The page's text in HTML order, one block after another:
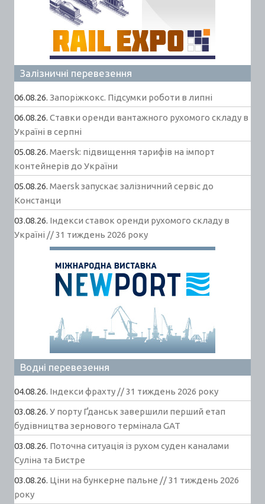
Залізничні перевезення
06.08.26. Запоріжкокс. Підсумки роботи в липні
06.08.26. Ставки оренди вантажного рухомого складу в
Україні в серпні
05.08.26. Maersk: підвищення тарифів на імпорт
контейнерів до України
05.08.26. Maersk запускає залізничний сервіс до
Констанци
03.08.26. Індекси ставок оренди рухомого складу в
Україні // 31 тиждень 2026 року
Водні перевезення
04.08.26. Індекси фрахту // 31 тиждень 2026 року
03.08.26. У порту Ґданськ завершили перший етап
будівництва зернового термінала GAT
03.08.26. Поточна ситуація із рухом суден каналами
Суліна та Бистре
03.08.26. Ціни на бункерне пальне // 31 тиждень 2026
року